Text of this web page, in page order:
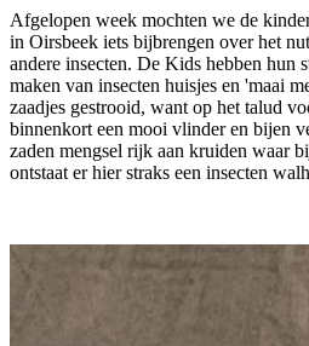
Afgelopen week mochten we de
in Oirsbeek iets bijbrengen over het
andere insecten. De Kids hebben hun
maken van insecten huisjes en 'maai
zaadjes gestrooid, want op het talud
binnenkort een mooi vlinder en bijen
zaden mengsel rijk aan kruiden waar
ontstaat er hier straks een insecten